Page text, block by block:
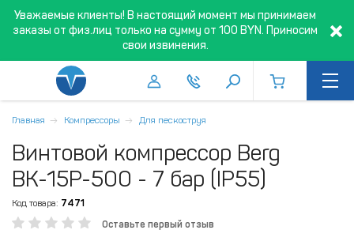
Уважаемые клиенты! В настоящий момент мы принимаем
заказы от физ.лиц только на сумму от 100 BYN. Приносим
свои извинения.
Главная Компрессоры Для пескоструя
Винтовой компрессор Berg
ВК-15Р-500 - 7 бар (IP55)
Код товара: 7471
Оставьте первый отзыв